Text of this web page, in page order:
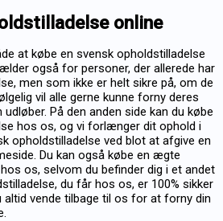
online
at købe en svensk opholdstilladelse
også for personer, der allerede har
men som ikke er helt sikre på, om de
vil alle gerne kunne forny deres
På den anden side kan du købe
hos os, og vi forlænger dit ophold i
opholdstilladelse ved blot at afgive en
Du kan også købe en ægte
os, selvom du befinder dig i et andet
du får hos os, er 100% sikker
altid vende tilbage til os for at forny din